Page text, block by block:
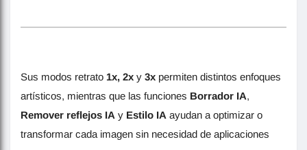
Sus modos retrato 1x, 2x y 3x permiten distintos enfoques
artísticos, mientras que las funciones Borrador IA,
Remover reflejos IA y Estilo IA ayudan a optimizar o
transformar cada imagen sin necesidad de aplicaciones